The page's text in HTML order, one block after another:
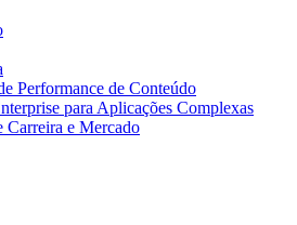
Performance de Conteúdo
para Aplicações Complexas
Carreira e Mercado